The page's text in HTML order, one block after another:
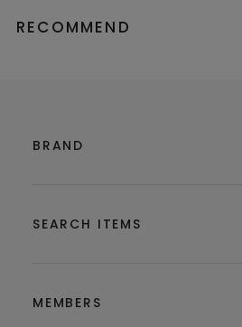
RECOMMEND
BRAND
SEARCH ITEMS
MEMBERS